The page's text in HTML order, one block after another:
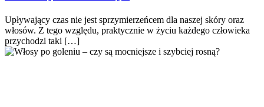
Upływający czas nie jest sprzymierzeńcem dla naszej skóry oraz
włosów. Z tego względu, praktycznie w życiu każdego człowieka
przychodzi taki […]